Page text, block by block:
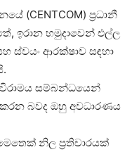
(CENTCOM) ප්‍රධානී
ඉරාන හමුදාවෙන් එල්ල
ස්වයං ආරක්ෂාව සඳහා
සම්බන්ධයෙන්
බවද ඔහු අවධාරණය
නිල ප්‍රතිචාරයක්